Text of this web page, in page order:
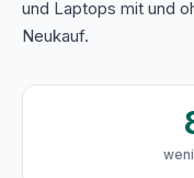
und Laptops mit und
Neukauf.